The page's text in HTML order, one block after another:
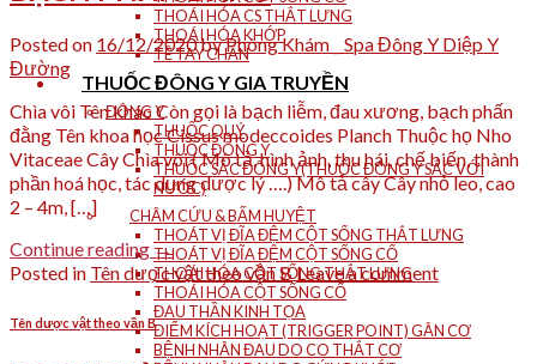
THOÁI HÓA CS THẮT LƯNG
THOÁI HÓA KHỚP
TÊ TAY CHÂN
THUỐC ĐÔNG Y GIA TRUYỀN
ĐÔNG Y
THUỐC QUÝ
THUỐC ĐÔNG Y
THUỐC SẮC ĐÔNG Y(THUỐC ĐÔNG Y SẮC VỚI
NƯỚC)
CHÂM CỨU & BẤM HUYỆT
THOÁT VỊ ĐĨA ĐỆM CỘT SỐNG THẮT LƯNG
THOÁT VỊ ĐĨA ĐỆM CỘT SỐNG CỔ
THOÁI HÓA CỘT SỐNG THẮT LƯNG
THOÁI HÓA CỘT SỐNG CỔ
ĐAU THẦN KINH TỌA
ĐIỂM KÍCH HOẠT (TRIGGER POINT) GÂN CƠ
BỆNH NHÂN ĐAU DO CO THẮT CƠ
Posted on 16/12/2020byPhòng Khám _ Spa Đông Y Diệp Y
Đường
Chìa vôi Tên khác Còn gọi là bạch liễm, đau xương, bạch phấn
đằng Tên khoa học Cissus modeccoides Planch Thuộc họ Nho
Vitaceae Cây Chìa vôi ( Mô tả, hình ảnh, thu hái, chế biến, thành
phần hoá học, tác dụng dược lý ….) Mô tả cây Cây nhỏ leo, cao
2 – 4m, […]
Continue reading→
Posted in Tên dược vật theo vần BLeave a comment
Tên dược vật theo vần B